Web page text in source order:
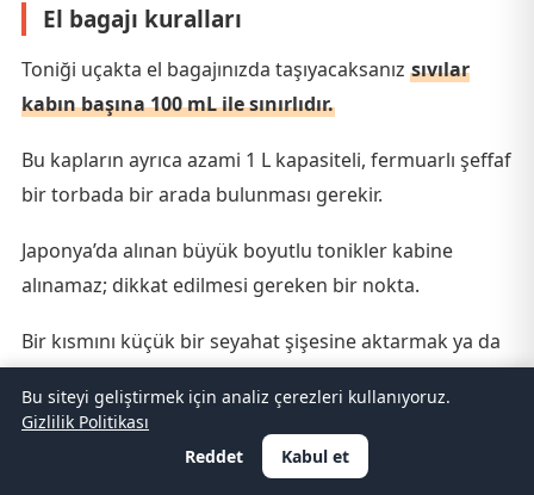
El bagajı kuralları
Toniği uçakta el bagajınızda taşıyacaksanız sıvılar
kabın başına 100 mL ile sınırlıdır.
Bu kapların ayrıca azami 1 L kapasiteli, fermuarlı şeffaf
bir torbada bir arada bulunması gerekir.
Japonya’da alınan büyük boyutlu tonikler kabine
alınamaz; dikkat edilmesi gereken bir nokta.
Bir kısmını küçük bir seyahat şişesine aktarmak ya da
büyük şişeleri güvenlik kontrolünden önce bavula
koymak daha güvenli olacaktır.
Bavula koyarken dikkat edilecekler
Bu siteyi geliştirmek için analiz çerezleri kullanıyoruz.
Gizlilik Politikası
Reddet
Kabul et